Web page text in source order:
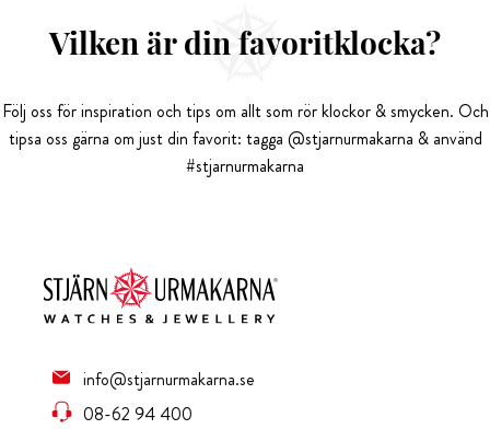
Vilken är din favoritklocka?
Följ oss för inspiration och tips om allt som rör klockor & smycken. Och
tipsa oss gärna om just din favorit: tagga @stjarnurmakarna & använd
#stjarnurmakarna
info@stjarnurmakarna.se
08-62 94 400